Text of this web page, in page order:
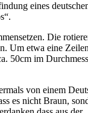
eines
Die
Um etwa eine
im
von einem
es nicht Braun,